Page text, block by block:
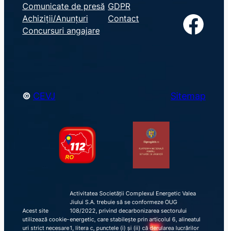
a
r
c
Comunicate de presă
Achiziții/Anunțuri
Concursuri angajare
GDPR
Contact
Facebook
© CEVJ Sitemap
Acest site
utilizează cookie-
uri strict necesare
Activitatea Societății Complexul Energetic Valea
Jiului S.A. trebuie să se conformeze OUG
108/2022, privind decarbonizarea sectorului
energetic, care stabilește prin articolul 6, alineatul
1, litera c, punctele (i) și (ii) că derularea lucrărilor